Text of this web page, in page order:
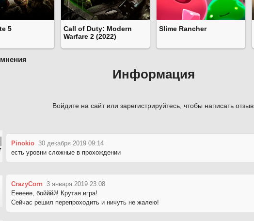
5
Call of Duty: Modern
Warfare 2 (2022)
Slime Rancher
Информация
Войдите на сайт или зарегистрируйтесь, чтобы написать отзыв.
Pinokio 30 декабря 2019 09:14
есть уровни сложные в прохождении
CrazyCorn 3 января 2019 23:08
Ееееее, бойййй! Крутая игра!
Сейчас решил перепроходить и ничуть не жалею!